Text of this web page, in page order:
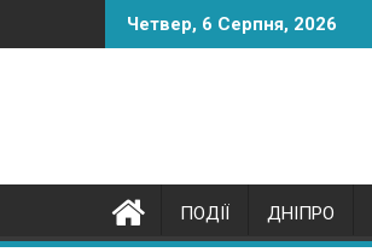
to
Четвер, 6 Серпня, 2026
ПОДІЇ ДНІПРО